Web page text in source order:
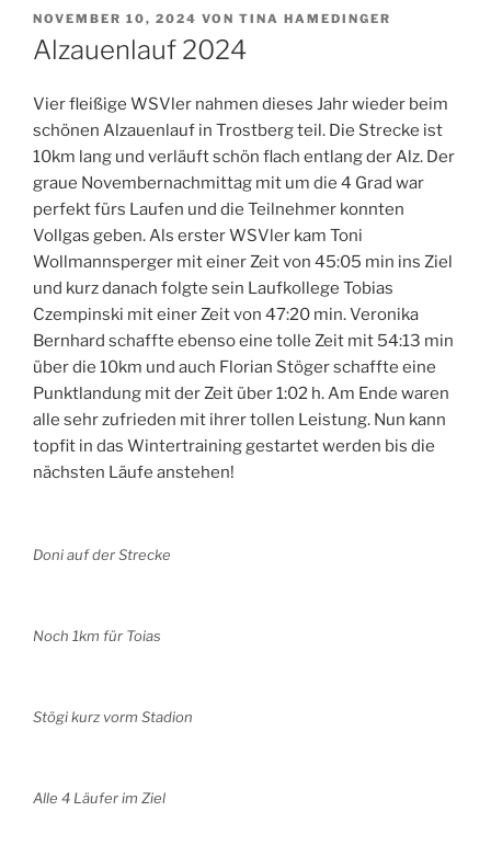
VERÖFFENTLICHT
AM
NOVEMBER 10, 2024 VON TINA HAMEDINGER
Alzauenlauf 2024
Vier fleißige WSVler nahmen dieses Jahr wieder beim
schönen Alzauenlauf in Trostberg teil. Die Strecke ist
10km lang und verläuft schön flach entlang der Alz. Der
graue Novembernachmittag mit um die 4 Grad war
perfekt fürs Laufen und die Teilnehmer konnten
Vollgas geben. Als erster WSVler kam Toni
Wollmannsperger mit einer Zeit von 45:05 min ins Ziel
und kurz danach folgte sein Laufkollege Tobias
Czempinski mit einer Zeit von 47:20 min. Veronika
Bernhard schaffte ebenso eine tolle Zeit mit 54:13 min
über die 10km und auch Florian Stöger schaffte eine
Punktlandung mit der Zeit über 1:02 h. Am Ende waren
alle sehr zufrieden mit ihrer tollen Leistung. Nun kann
topfit in das Wintertraining gestartet werden bis die
nächsten Läufe anstehen!
Doni auf der Strecke
Noch 1km für Toias
Stögi kurz vorm Stadion
Alle 4 Läufer im Ziel